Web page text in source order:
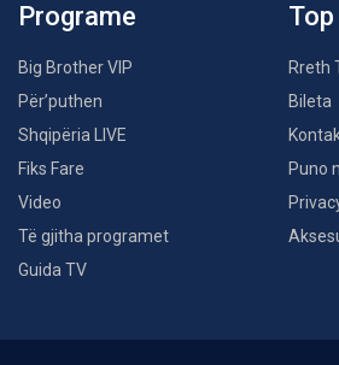
Programe
Big Brother VIP
Për’puthen
Shqipëria LIVE
Fiks Fare
Video
Të gjitha programet
Guida TV
Rreth
Bileta
Puno